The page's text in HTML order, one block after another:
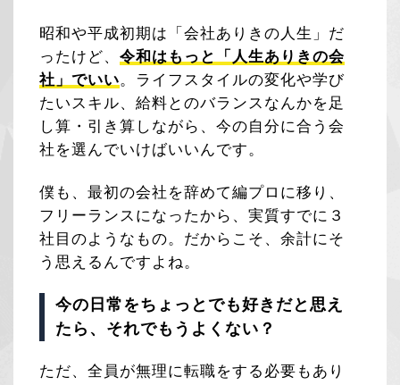
昭和や平成初期は「会社ありきの人生」だ
ったけど、令和はもっと「人生ありきの会
社」でいい。ライフスタイルの変化や学び
たいスキル、給料とのバランスなんかを足
し算・引き算しながら、今の自分に合う会
社を選んでいけばいいんです。
僕も、最初の会社を辞めて編プロに移り、
フリーランスになったから、実質すでに３
社目のようなもの。だからこそ、余計にそ
う思えるんですよね。
今の日常をちょっとでも好きだと思え
たら、それでもうよくない？
ただ、全員が無理に転職をする必要もあり